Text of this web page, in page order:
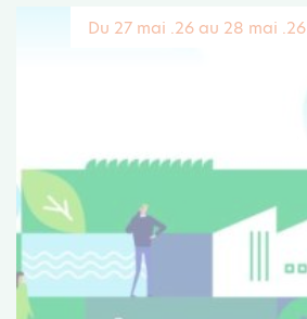
Du 27 mai .26 au 28 mai .26